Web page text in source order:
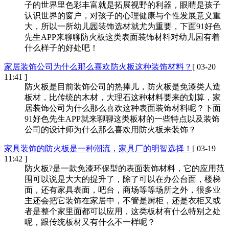
子的世界里色彩丰富就是拓展视野的利器，眼睛是孩子
认识世界的窗户，对孩子的心理健康与个性发展意义重
大，所以一所幼儿园装饰选材就尤为重要，下面91好色
先生APP来聊聊防火板这类表面装饰材料对幼儿园有着
什么样子的好处吧！
家居装饰公司为什么那么喜欢防火板这种装饰材料？ [ 03-20
11:41 ]
防火板是目前装饰公司的热捧儿，防火板是免漆类人造
板材，比传统的木材，大理石这种材料要来的划算，家
居装饰公司为什么那么喜欢这种表面装饰材料呢？下面
91好色先生APP就来聊聊这类板材的一些特点以及装饰
公司的设计师为什么那么喜欢用防火板来装饰？
家具装饰的防火板是一种潮流，家具厂的明智选择！ [ 03-19
11:42 ]
防火板?是一款免漆环保型的表面装饰材料，它的应用范
围可以说是大大的提升了，除了可以在办公台面，楼梯
面，还有家具表面，吧台，商场等等场所之外，很多业
主还会把它装饰在家居中，不管是厨柜，还是衣柜又或
者是整个家里面都可以应用，这类板材有什么特别之处
呢，跟传统板材又有什么不一样呢？